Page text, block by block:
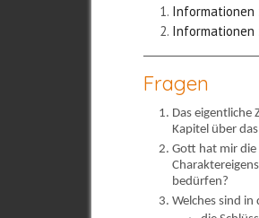
Informationen
Informationen
Fragen
Das eigentliche
Kapitel über
Gott hat mir die
bedürfen?
Welches sind in